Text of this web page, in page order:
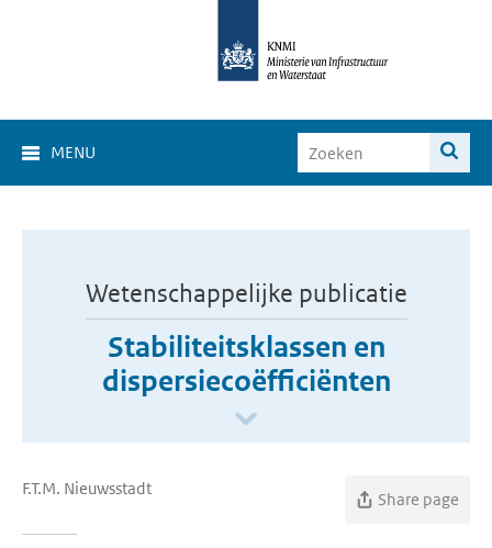
MENU
Wetenschappelijke publicatie
Stabiliteitsklassen en
dispersiecoëfficiënten
F.T.M. Nieuwsstadt
Share page